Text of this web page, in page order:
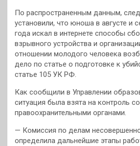
По распространенным данным,
установили, что юноша в августе и
года искал в интернете способы
взрывного устройства и
отношении молодого человека
дело по статье о подготовке к
статье 105 УК РФ.
Как сообщили в Управлении
ситуация была взята на контроль
правоохранительными органами.
— Комиссия по делам
определила дальнейшие этапы